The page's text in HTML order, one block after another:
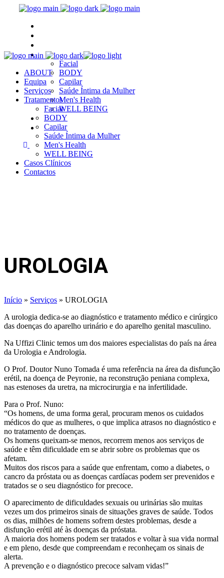
Tratamentos
Facial
BODY
Capilar
Saúde Íntima da Mulher
Men's Health
WELL BEING
Casos Clínicos
Contactos
ABOUT
Equipa
Serviços
Tratamentos
Facial
BODY
Capilar
Saúde Íntima da Mulher
Men's Health
WELL BEING
Casos Clínicos
Contactos
UROLOGIA
Início » Serviços » UROLOGIA
A urologia dedica-se ao diagnóstico e tratamento médico e cirúrgico
das doenças do aparelho urinário e do aparelho genital masculino.
Na Uffizi Clinic temos um dos maiores especialistas do país na área
da Urologia e Andrologia.
O Prof. Doutor Nuno Tomada é uma referência na área da disfunção
erétil, na doença de Peyronie, na reconstrução peniana complexa,
nas estenoses da uretra, na microcirurgia e na infertilidade.
Para o Prof. Nuno:
“Os homens, de uma forma geral, procuram menos os cuidados
médicos do que as mulheres, o que implica atrasos no diagnóstico e
no tratamento de doenças.
Os homens queixam-se menos, recorrem menos aos serviços de
saúde e têm dificuldade em se abrir sobre os problemas que os
afetam.
Muitos dos riscos para a saúde que enfrentam, como a diabetes, o
cancro da próstata ou as doenças cardíacas podem ser prevenidos e
tratados se o seu diagnóstico for precoce.
O aparecimento de dificuldades sexuais ou urinárias são muitas
vezes um dos primeiros sinais de situações graves de saúde. Todos
os dias, milhões de homens sofrem destes problemas, desde a
disfunção erétil até às doenças da próstata.
A maioria dos homens podem ser tratados e voltar à sua vida normal
e em pleno, desde que compreendam e reconheçam os sinais de
alerta.
A prevenção e o diagnóstico precoce salvam vidas!”